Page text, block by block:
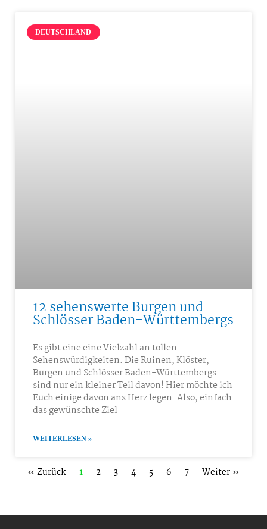
DEUTSCHLAND
12 sehenswerte Burgen und
Schlösser Baden-Württembergs
Es gibt eine eine Vielzahl an tollen
Sehenswürdigkeiten: Die Ruinen, Klöster,
Burgen und Schlösser Baden-Württembergs
sind nur ein kleiner Teil davon! Hier möchte ich
Euch einige davon ans Herz legen. Also, einfach
das gewünschte Ziel
WEITERLESEN »
« Zurück 1 2 3 4 5 6 7 Weiter »